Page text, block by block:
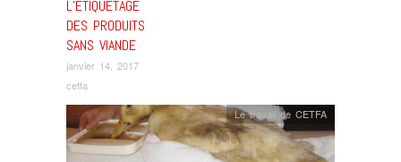
L’ÉTIQUETAGE
DES PRODUITS
SANS VIANDE
janvier 14, 2017
cetfa
Le travail de CETFA